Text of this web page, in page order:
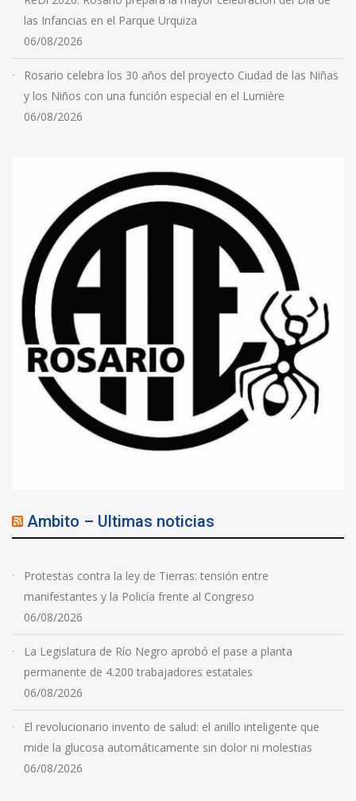
las Infancias en el Parque Urquiza
06/08/2026
Rosario celebra los 30 años del proyecto Ciudad de las Niñas
y los Niños con una función especial en el Lumière
06/08/2026
Ambito – Ultimas noticias
Protestas contra la ley de Tierras: tensión entre
manifestantes y la Policía frente al Congreso
06/08/2026
La Legislatura de Río Negro aprobó el pase a planta
permanente de 4.200 trabajadores estatales
06/08/2026
El revolucionario invento de salud: el anillo inteligente que
mide la glucosa automáticamente sin dolor ni molestias
06/08/2026